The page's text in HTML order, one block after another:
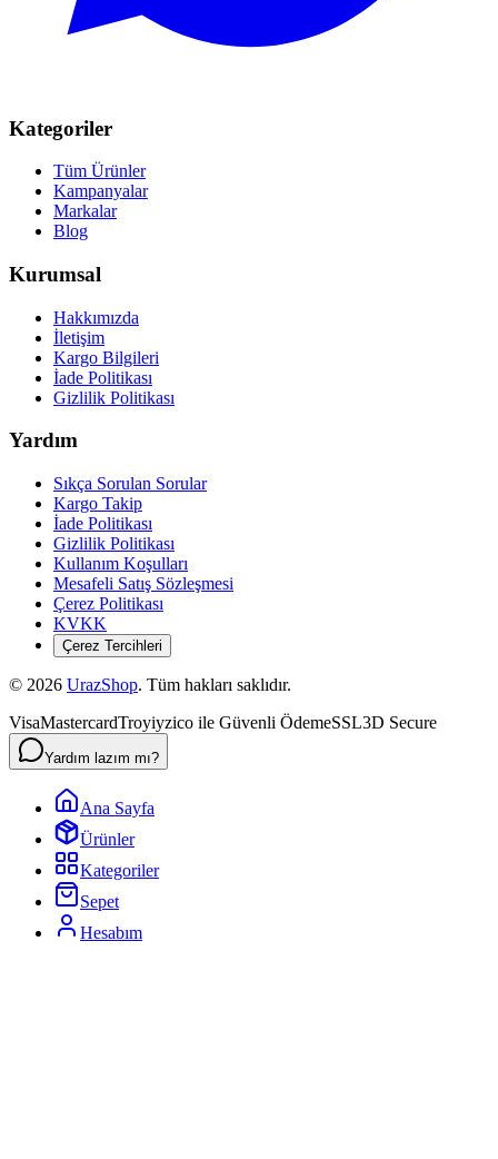
Kategoriler
Tüm Ürünler
Kampanyalar
Markalar
Blog
Kurumsal
Hakkımızda
İletişim
Kargo Bilgileri
İade Politikası
Gizlilik Politikası
Yardım
Sıkça Sorulan Sorular
Kargo Takip
İade Politikası
Gizlilik Politikası
Kullanım Koşulları
Mesafeli Satış Sözleşmesi
Çerez Politikası
KVKK
Çerez Tercihleri
© 2026 UrazShop. Tüm hakları saklıdır.
VisaMastercardTroyiyzico ile Güvenli ÖdemeSSL3D Secure
Yardım lazım mı?
Ana Sayfa
Ürünler
Kategoriler
Sepet
Hesabım